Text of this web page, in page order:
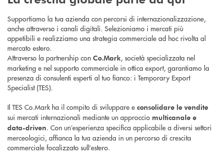
Supportiamo la tua azienda con percorsi di internazionalizzazione,
anche attraverso i canali digitali. Selezioniamo i mercati più
appetibili e realizziamo una strategia commerciale ad hoc rivolta al
mercato estero.
Attraverso la partnership con Co.Mark, società specializzata nel
marketing e nel supporto commerciale in ottica export, garantiamo la
presenza di consulenti esperti al tuo fianco: i Temporary Export
Specialist (TES).
Il TES Co.Mark ha il compito di sviluppare e consolidare le vendite
sui mercati internazionali mediante un approccio multicanale e
data-driven. Con un’esperienza specifica applicabile a diversi settori
merceologici, affianca la tua azienda in un percorso di crescita
commerciale focalizzato sull’estero.